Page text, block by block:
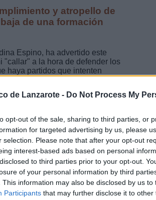
de Lanzarote - Do Not Process My
opt-out of the sale, sharing to third parties, or
for targeted advertising by us, please
selection. Please note that after your opt-out
interest-based ads based on personal
to third parties prior to your opt-out.
of your personal information by third
This information may also be disclosed by us
Participants that may further disclose it to other
y atropello de
de una formación
Espino, ha advertido este
"callar" a la hora de defender los
haya partidos que intenten
a retorcer torticeramente el
la ley" de su parte y
en los tribunales a una
de inconstitucionalidad por
tanto por parte del Gobierno
"entre ellos, para mi enorme
dudas", tal y como señala el
el Congreso de los Diputados
Estatuto de Autonomía de